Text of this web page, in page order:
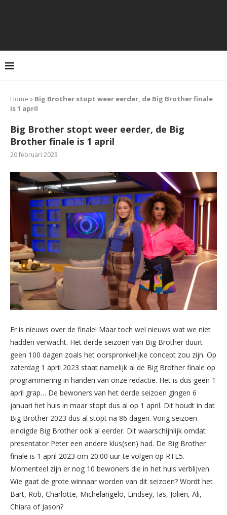
Home » Big Brother stopt weer eerder, de Big Brother finale
is 1 april
Big Brother stopt weer eerder, de Big
Brother finale is 1 april
20 februari 2023
Er is nieuws over de finale! Maar toch wel nieuws wat we niet
hadden verwacht. Het derde seizoen van Big Brother duurt
geen 100 dagen zoals het oorspronkelijke concept zou zijn. Op
zaterdag 1 april 2023 staat namelijk al de Big Brother finale op
programmering in handen van onze redactie. Het is dus geen 1
april grap… De bewoners van het derde seizoen gingen 6
januari het huis in maar stopt dus al op 1 april. Dit houdt in dat
Big Brother 2023 dus al stopt na 86 dagen. Vorig seizoen
eindigde Big Brother ook al eerder. Dit waarschijnlijk omdat
presentator Peter een andere klus(sen) had. De Big Brother
finale is 1 april 2023 om 20:00 uur te volgen op RTL5.
Momenteel zijn er nog 10 bewoners die in het huis verblijven.
Wie gaat de grote winnaar worden van dit seizoen? Wordt het
Bart, Rob, Charlotte, Michelangelo, Lindsey, Ias, Jolien, Ali,
Chiara of Jason?